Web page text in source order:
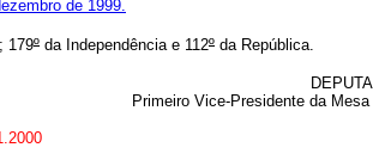
de 1999.
179º da Independência e 112º da República.
Primeiro Vice-Presidente da